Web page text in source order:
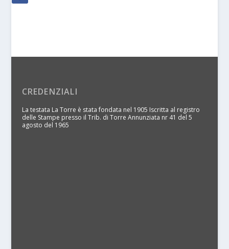
CREDENZIALI
La testata La Torre è stata fondata nel 1905 Iscritta al registro
delle Stampe presso il Trib. di Torre Annunziata nr 41 del 5
agosto del 1965